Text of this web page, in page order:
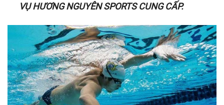
VỤ HƯƠNG NGUYÊN SPORTS CUNG CẤP.